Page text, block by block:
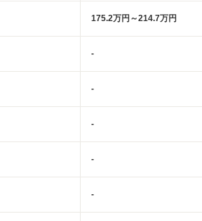
175.2万円～214.7万円
-
-
-
-
-